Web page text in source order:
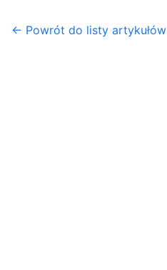
← Powrót do listy artykułów